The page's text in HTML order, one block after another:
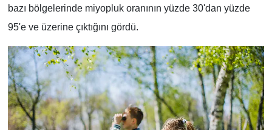
bazı bölgelerinde miyopluk oranının yüzde 30'dan yüzde
95'e ve üzerine çıktığını gördü.